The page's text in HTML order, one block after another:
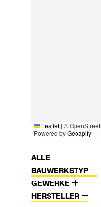
Leaflet | ©
Powered byGeoapify
ALLE
BAUWERKSTYP
GEWERKE
HERSTELLER